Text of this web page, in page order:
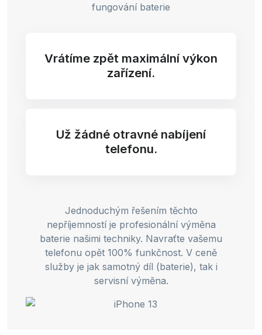
fungování baterie
Vrátíme zpět maximální výkon
zařízení.
Už žádné otravné nabíjení
telefonu.
Jednoduchým řešením těchto
nepříjemností je profesionální výměna
baterie našimi techniky. Navraťte vašemu
telefonu opět 100% funkčnost. V ceně
služby je jak samotný díl (baterie), tak i
servisní výměna.